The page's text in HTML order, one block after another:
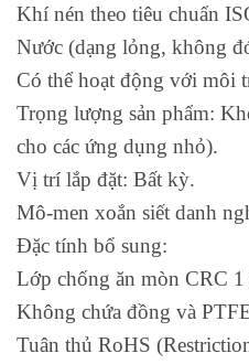
Khí nén theo tiêu chuẩn
Nước (dạng lỏng, không
Có thể hoạt động với môi
Trọng lượng sản phẩm:
cho các ứng dụng nhỏ).
Vị trí lắp đặt: Bất kỳ.
Mô-men xoắn siết danh
Đặc tính bổ sung:
Lớp chống ăn mòn CRC 1
Không chứa đồng và
Tuân thủ RoHS